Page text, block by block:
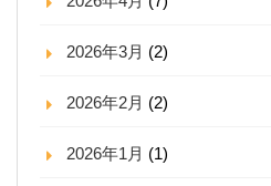
2026年3月 (2)
2026年2月 (2)
2026年1月 (1)